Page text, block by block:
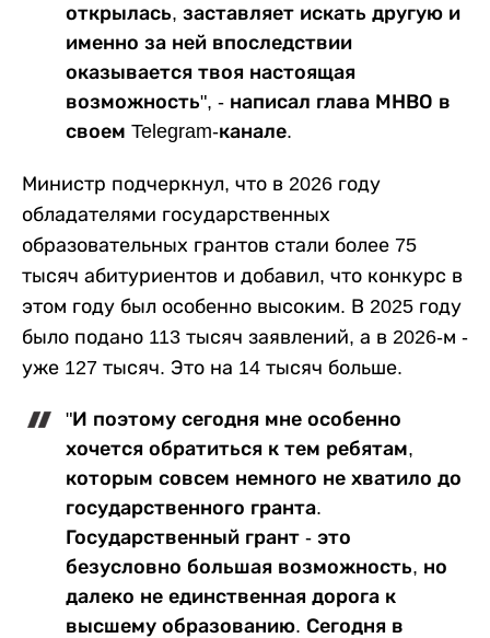
открылась, заставляет искать другую и
именно за ней впоследствии
оказывается твоя настоящая
возможность", - написал глава МНВО в
своем Telegram-канале.
Министр подчеркнул, что в 2026 году
обладателями государственных
образовательных грантов стали более 75
тысяч абитуриентов и добавил, что конкурс в
этом году был особенно высоким. В 2025 году
было подано 113 тысяч заявлений, а в 2026-м -
уже 127 тысяч. Это на 14 тысяч больше.
"И поэтому сегодня мне особенно
хочется обратиться к тем ребятам,
которым совсем немного не хватило до
государственного гранта.
Государственный грант - это
безусловно большая возможность, но
далеко не единственная дорога к
высшему образованию. Сегодня в